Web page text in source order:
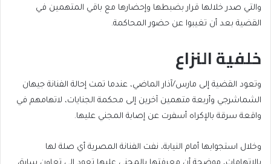
والتي صدر خلالها قرار بضبطها وإحضارها مع باقي المتهمين في
القضية بعد أن تغيبوا عن حضور المحاكمة.
خلفية النزاع
وتعود القضية إلى مارس/آذار الماضي، عندما تمت إحالة الفنانة جيهان
الشماشرجي وأربعة متهمين آخرين إلى محكمة الجنايات، لاتهامهم في
واقعة سرقة بالإكراه أسفرت عن إصابة المجني عليها.
وخلال استجوابها أمام النيابة، نفت الفنانة المصرية أي صلة لها